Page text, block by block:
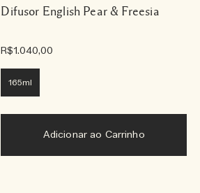
Difusor English Pear & Freesia
R$1.040,00
165ml
Adicionar ao Carrinho